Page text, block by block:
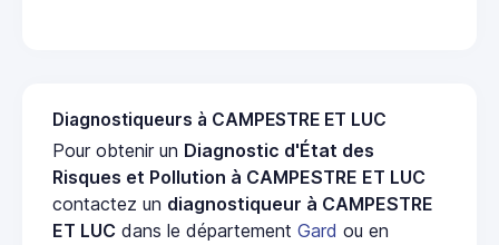
Diagnostiqueurs à CAMPESTRE ET LUC
Pour obtenir un Diagnostic d'État des
Risques et Pollution à CAMPESTRE ET LUC
contactez un diagnostiqueur à CAMPESTRE
ET LUC dans le département Gard ou en